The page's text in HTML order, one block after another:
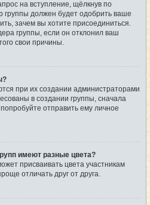
на вступление, щёлкнув по
группы должен будет одобрить ваше
зачем вы хотите присоединиться.
группы, если он отклонил ваш
свои причины.
при их создании администраторами
в создании группы, сначала
отправить ему личное
имеют разные цвета?
присваивать цвета участникам
отличать друг от друга.